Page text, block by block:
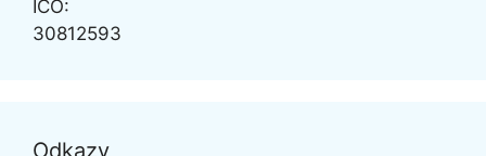
IČO:
30812593
Odkazy